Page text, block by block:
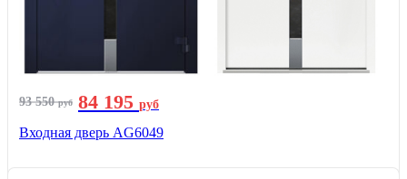
93 550руб 84 195 руб
Входная дверь AG6049